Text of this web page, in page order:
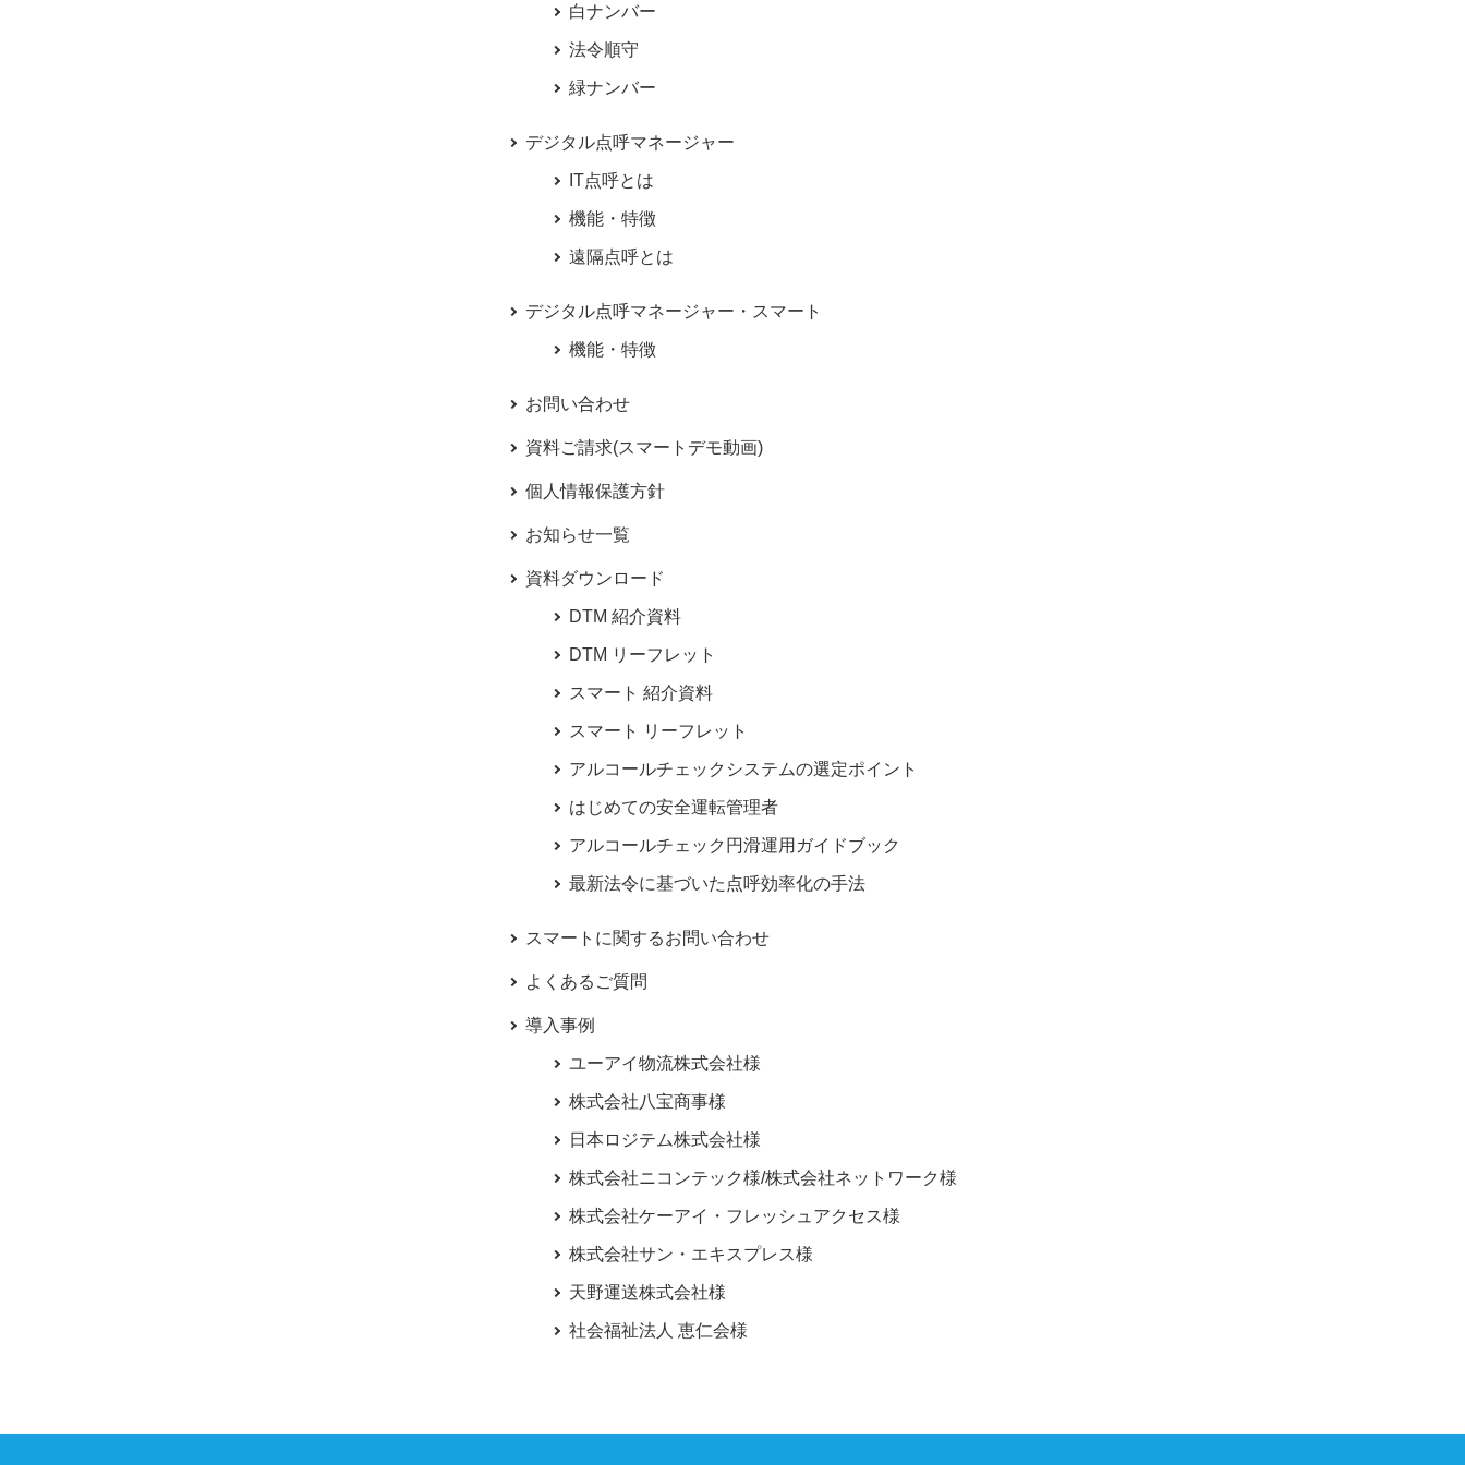
白ナンバー
法令順守
緑ナンバー
デジタル点呼マネージャー
IT点呼とは
機能・特徴
遠隔点呼とは
デジタル点呼マネージャー・スマート
機能・特徴
お問い合わせ
資料ご請求(スマートデモ動画)
個人情報保護方針
お知らせ一覧
資料ダウンロード
DTM 紹介資料
DTM リーフレット
スマート 紹介資料
スマート リーフレット
アルコールチェックシステムの選定ポイント
はじめての安全運転管理者
アルコールチェック円滑運用ガイドブック
最新法令に基づいた点呼効率化の手法
スマートに関するお問い合わせ
よくあるご質問
導入事例
ユーアイ物流株式会社様
株式会社八宝商事様
日本ロジテム株式会社様
株式会社ニコンテック様/株式会社ネットワーク様
株式会社ケーアイ・フレッシュアクセス様
株式会社サン・エキスプレス様
天野運送株式会社様
社会福祉法人 恵仁会様